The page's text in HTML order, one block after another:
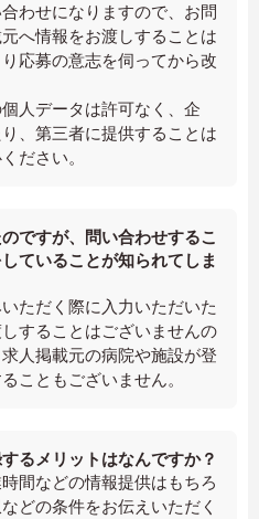
わせになりますので、お問
へ情報をお渡しすることは
応募の意志を伺ってから改
人データは許可なく、企
、第三者に提供することは
ださい。
ですが、問い合わせするこ
ていることが知られてしま
ただく際に入力いただいた
することはございませんの
人掲載元の病院や施設が登
こともございません。
るメリットはなんですか？
間などの情報提供はもちろ
どの条件をお伝えいただく